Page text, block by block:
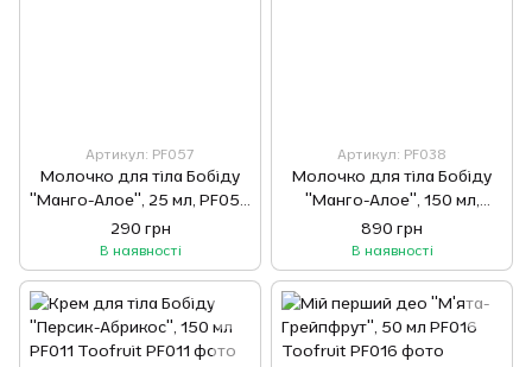
Артикул: PF057
Молочко для тіла Бобіду
"Манго-Алое", 25 мл, PF057
Toofruit
290 грн
В наявності
Артикул: PF038
Молочко для тіла Бобіду
"Манго-Алое", 150 мл,
PF038 Toofruit
890 грн
В наявності